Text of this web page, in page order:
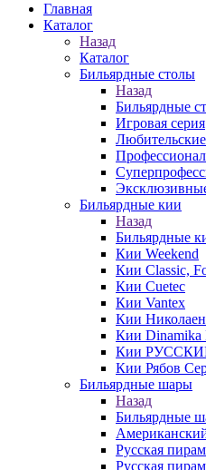
Главная
Каталог
Назад
Каталог
Бильярдные столы
Назад
Бильярдные
Игровая серия
Любительские
Бильярдные кии
Назад
Бильярдные
Кии Weekend
Кии Classic,
Кии Cuetec
Кии Vantex
Кии
Кии Dinamika
Кии
Кии Рябов
Бильярдные шары
Назад
Бильярдные
Русская
Русская